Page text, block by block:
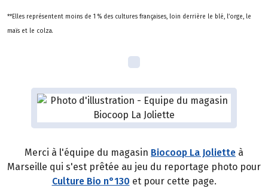
**Elles représentent moins de 1 % des cultures françaises, loin derrière le blé, l’orge, le
maïs et le colza.
Merci à l'équipe du magasin Biocoop La Joliette à
Marseille qui s'est prêtée au jeu du reportage photo pour
Culture Bio n°130 et pour cette page.